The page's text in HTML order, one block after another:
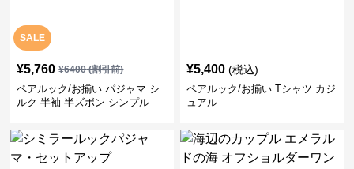
SALE
¥5,760 ¥6400(割引前)
ペアルック/お揃い パジャマ シ
ルク 半袖 半ズボン シンプル
¥5,400 (税込)
ペアルック/お揃い Tシャツ カジ
ュアル